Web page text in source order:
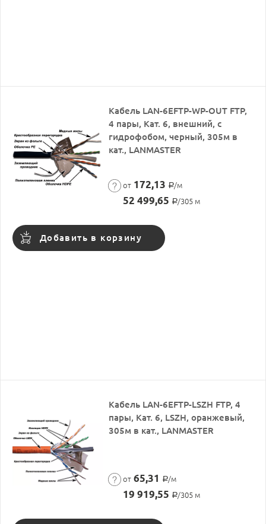
Кабель LAN-6EFTP-WP-OUT FTP,
4 пары, Кат. 6, внешний, с
гидрофобом, черный, 305м в
кат., LANMASTER
от 172,13 Р/м
52 499,65 Р/305 м
Добавить в корзину
Кабель LAN-6EFTP-LSZH FTP, 4
пары, Кат. 6, LSZH, оранжевый,
305м в кат., LANMASTER
от 65,31 Р/м
19 919,55 Р/305 м